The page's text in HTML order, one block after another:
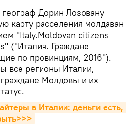
Дорин Лозовану
карту расселения молдаван
"Italy.Moldovan citizens
("Италия. Граждане
по провинциям, 2016").
все регионы Италии,
Молдовы и их
в Италии: деньги есть,